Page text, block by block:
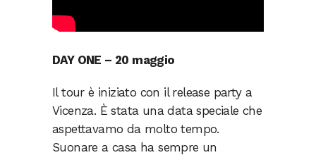
DAY ONE – 20 maggio
Il tour è iniziato con il release party a
Vicenza. È stata una data speciale che
aspettavamo da molto tempo.
Suonare a casa ha sempre un